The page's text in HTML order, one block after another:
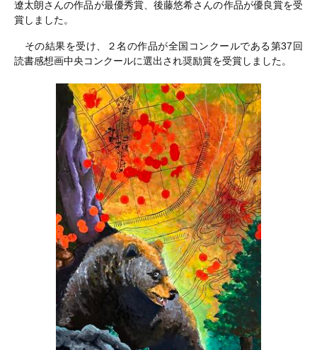
遼太朗さんの作品が最優秀賞、後藤悠希さんの作品が優良賞を受
賞しました。
その結果を受け、２名の作品が全国コンクールである第37回
読書感想画中央コンクールに選出され奨励賞を受賞しました。